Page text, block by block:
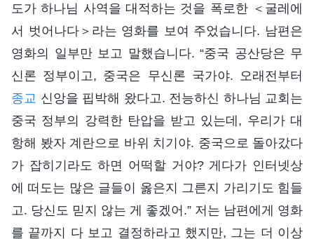
도가 하나님 사역을 대적하는 것을 폭로한 ＜굴레에
서 벗어나다＞라는 영화를 보여 주었습니다. 남편은
영화의 일부만 보고 말했습니다. “중국 공산당은 무
신론 정부이고, 중국은 무신론 국가야. 오래전부터
종교 신앙을 핍박해 왔다고. 전능하신 하나님 교회는
중국 정부의 강력한 탄압을 받고 있는데, 우리가 대
항해 봤자 계란으로 바위 치기야. 중국으로 돌아갔다
가 잡히기라도 하면 어떡할 거야? 게다가 인터넷상
에 떠도는 많은 글들이 옳은지 그른지 가리기도 힘들
고. 당신도 믿지 않는 게 좋겠어.” 저는 남편에게 영화
를 끝까지 다 보고 결정하라고 했지만, 그는 더 이상